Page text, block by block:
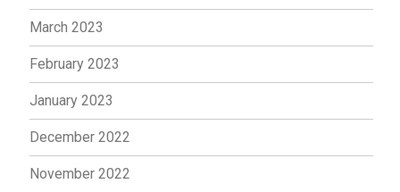
March 2023
February 2023
January 2023
December 2022
November 2022